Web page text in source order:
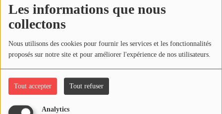
Les informations que nous
collectons
Nous utilisons des cookies pour fournir les services et les fonctionnalités
proposés sur notre site et pour améliorer l'expérience de nos utilisateurs.
Tout accepter Tout refuser
Analytics
PHOTOS
PODCASTS
VIDÉOS
Joliba TV News / FM
NOTRE ACTU
Écouter le podcast
REPLAY DE LA "REVUE DE PRESSE" DU 16-10-2024
Commentaires(0)